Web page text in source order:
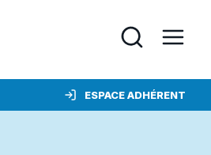
ESPACE ADHÉRENT